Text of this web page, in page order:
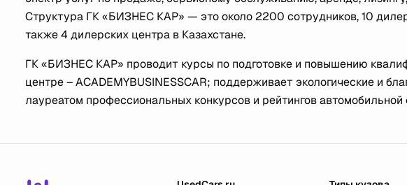
Структура ГК «БИЗНЕС КАР» — это около 2200 сотрудников, 10
также 4 дилерских центра в Казахстане.
ГК «БИЗНЕС КАР» проводит курсы по подготовке и повышению
центре – ACADEMYBUSINESSCAR; поддерживает экологические и
лауреатом профессиональных конкурсов и рейтингов